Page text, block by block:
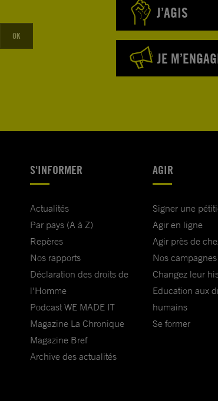
OK
J’AGIS
JE
S'INFORMER
Actualités
Par pays (A à Z)
Repères
Nos rapports
Déclaration des droits de
l'Homme
Podcast WE MADE IT
Magazine La Chronique
Magazine Bref
Archive des actualités
AGIR
Signer une
Agir en ligne
Agir près de
Nos campagnes
Changez leur
Education aux
humains
Se former